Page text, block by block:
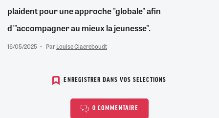
plaident pour une approche "globale" afin
d'"accompagner au mieux la jeunesse".
16/05/2025 ParLouise Claereboudt
ENREGISTRER DANS VOS SELECTIONS
0 COMMENTAIRE